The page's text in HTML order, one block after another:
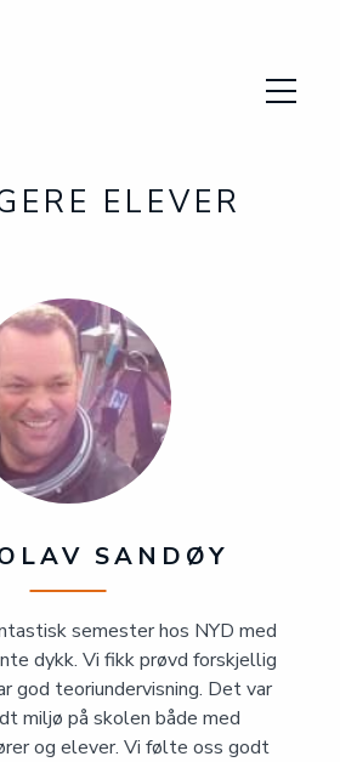
SKOLEN
SPØRSMÅL
ENG
ELEVER
SANDØY
semester hos NYD med
dykk. Vi fikk prøvd forskjellig
god teoriundervisning. Det var
miljø på skolen både med
og elever. Vi følte oss godt